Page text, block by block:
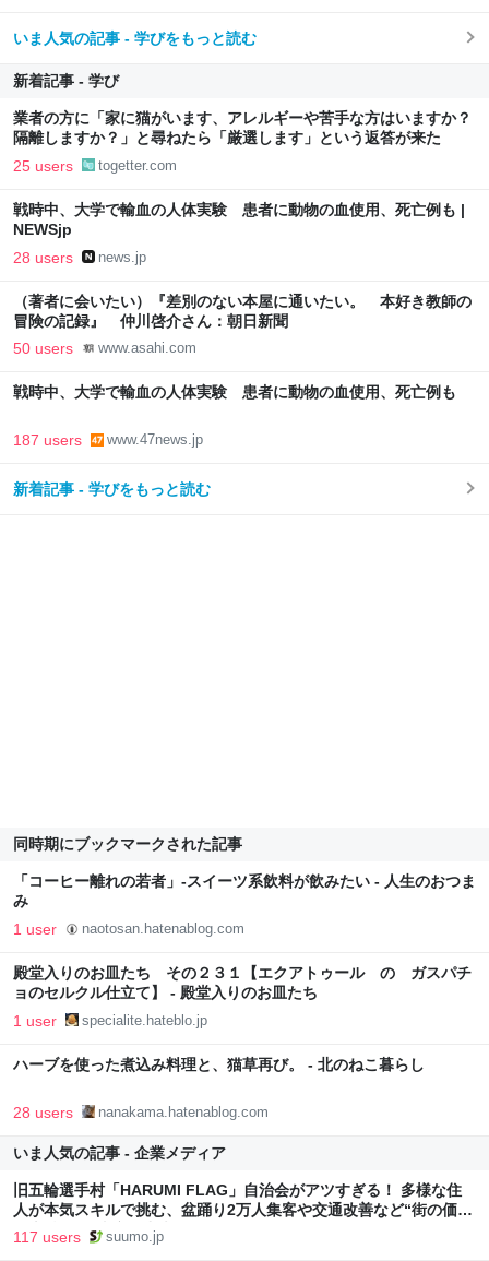
いま人気の記事 - 学びをもっと読む
新着記事 - 学び
業者の方に「家に猫がいます、アレルギーや苦手な方はいますか？
隔離しますか？」と尋ねたら「厳選します」という返答が来た
25 users togetter.com
戦時中、大学で輸血の人体実験 患者に動物の血使用、死亡例も |
NEWSjp
28 users news.jp
（著者に会いたい）『差別のない本屋に通いたい。 本好き教師の
冒険の記録』 仲川啓介さん：朝日新聞
50 users www.asahi.com
戦時中、大学で輸血の人体実験 患者に動物の血使用、死亡例も
187 users www.47news.jp
新着記事 - 学びをもっと読む
同時期にブックマークされた記事
「コーヒー離れの若者」-スイーツ系飲料が飲みたい - 人生のおつま
み
1 user naotosan.hatenablog.com
殿堂入りのお皿たち その２３１【エクアトゥール の ガスパチ
ョのセルクル仕立て】 - 殿堂入りのお皿たち
1 user specialite.hateblo.jp
ハーブを使った煮込み料理と、猫草再び。 - 北のねこ暮らし
28 users nanakama.hatenablog.com
いま人気の記事 - 企業メディア
旧五輪選手村「HARUMI FLAG」自治会がアツすぎる！ 多様な住
人が本気スキルで挑む、盆踊り2万人集客や交通改善など“街の価値
向上”戦略 東京・中央区
117 users suumo.jp